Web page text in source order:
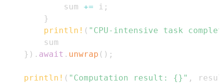
            sum
+= i ;
}
println! ( "CPU-intensive task
} ) . await . unwrap ( ) ;
println! ( "Computation result: {}" ,